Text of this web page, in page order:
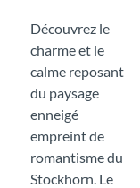
Découvrez le
charme et le
calme reposant
du paysage
enneigé
empreint de
romantisme du
Stockhorn. Le